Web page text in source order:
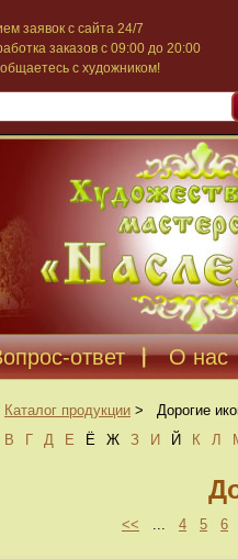
заявок с сайта 24/7
заказов с 09:00 до 20:00
с художником!
ответ О нас
Каталог продукции >
Дорогие
В Г Д Е Ё Ж З И Й К Л
<< ... 4 5 6